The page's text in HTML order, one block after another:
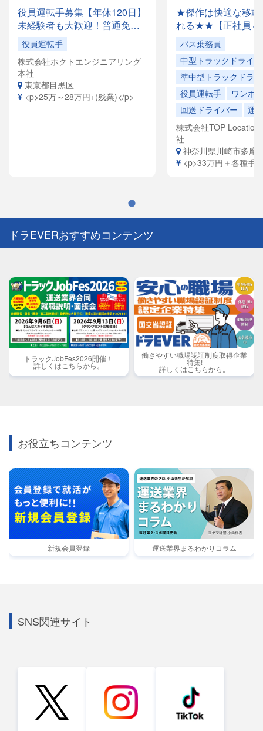
役員運転手募集【年休120日】
未経験者も大歓迎！普通免許
があれば応募OK✨月収28万円
以上も可能！創業35年の安定
企業で、「快適な空間」を提
供するお仕事です。
役員運転手
株式会社ホクトエンジニアリング
本社
東京都目黒区
<p>25万～28万円+(残業)</p>
★傑作は快適な移動
れる★★【正社員＆
でドライバー大量
容は全国各地を回
ドライバーや、VIP
ヤードライバーな
員寮完備！引越祝
給（規定有）あり
バス乗務員
中型トラックドライ
準中型トラックドラ
役員運転手
ワンボ
回送ドライバー
運
株式会社TOP Location
社
神奈川県川崎市多摩
<p>33万円＋各種手
ドラEVERおすすめコンテンツ
トラックJobFes2026開催！
詳しくはこちらから。
働きやすい職場認証制度取得企業
特集!
詳しくはこちらから。
お役立ちコンテンツ
新規会員登録 運送業界まるわかりコラム
SNS関連サイト